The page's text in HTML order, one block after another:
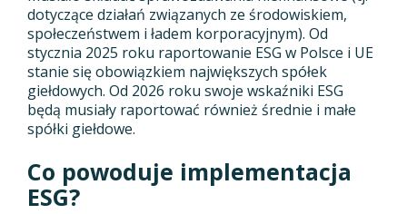
dotyczące działań związanych ze środowiskiem,
społeczeństwem i ładem korporacyjnym). Od
stycznia 2025 roku raportowanie ESG w Polsce i UE
stanie się obowiązkiem największych spółek
giełdowych. Od 2026 roku swoje wskaźniki ESG
będą musiały raportować również średnie i małe
spółki giełdowe.
Co powoduje implementacja
ESG?